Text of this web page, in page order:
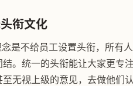
衔文化
是不给员工设置头衔，所有
。统一的头衔能让大家更专
无视上级的意见，去做他们